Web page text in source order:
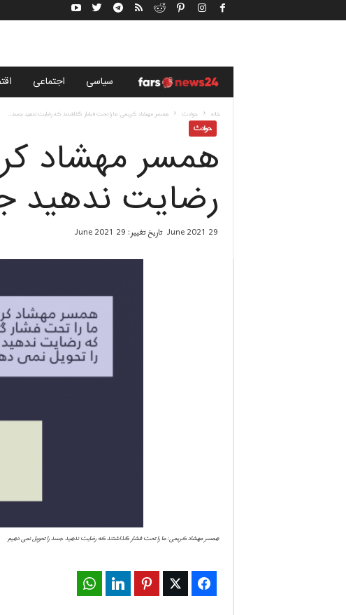
ب
ز
ا
ز
2
سياسى اجتماعی
خانه حوادث همسر مهشاد کریمی: ما را تحت فشار گذاشتند که رضایت ندهید جسد...
حوادث
همسر مهشاد
رضایت ندهید
29 June 2021 تاریخ تغییر: 29 June 2021
همسر مهشاد کریمی: ما را تحت فشار گذاشتند که رضایت ندهید جسد را تحویل نمی دهیم
Facebook
Twitter
Pinterest
LinkedIn